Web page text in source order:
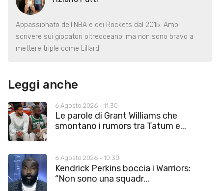
Appassionato dell’NBA e dei Rockets dal 2015. Amo
scrivere sui giocatori oltreoceano, ma non sono bravo a
mettere triple come Lillard.
Leggi anche
6 Agosto 2026 - 11:30
Le parole di Grant Williams che
smontano i rumors tra Tatum e...
6 Agosto 2026 - 10:30
Kendrick Perkins boccia i Warriors:
“Non sono una squadr...